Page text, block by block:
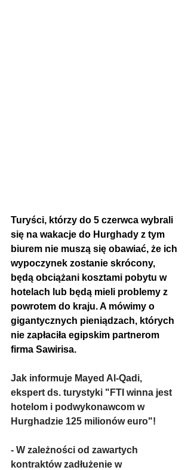
Turyści, którzy do 5 czerwca wybrali
się na wakacje do Hurghady z tym
biurem nie muszą się obawiać, że ich
wypoczynek zostanie skrócony,
będą obciążani kosztami pobytu w
hotelach lub będą mieli problemy z
powrotem do kraju. A mówimy o
gigantycznych pieniądzach, których
nie zapłaciła egipskim partnerom
firma Sawirisa.
Jak informuje Mayed Al-Qadi,
ekspert ds. turystyki "FTI winna jest
hotelom i podwykonawcom w
Hurghadzie 125 milionów euro"!
- W zależności od zawartych
kontraktów zadłużenie w